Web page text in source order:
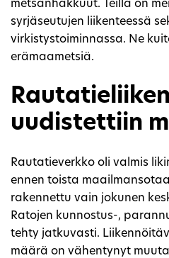
metsänhakkuut. Teillä on
syrjäseutujen liikenteessä
virkistystoiminnassa. Ne
erämaametsiä.
uudistettiin
Rautatieverkko oli valmis
ennen toista
rakennettu vain jokunen
Ratojen kunnostus-,
tehty jatkuvasti.
määrä on vähentynyt